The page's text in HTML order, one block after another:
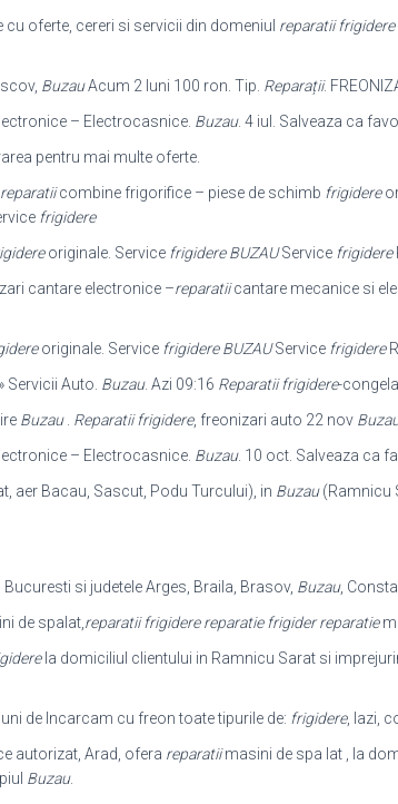
oferte, cereri si servicii din domeniul reparatii frigidere
BuzauAcum 2 luni 100 ron. Tip. Reparații.
– Electrocasnice. Buzau. 4 iul. Salveaza ca
pentru mai multe oferte.
reparatiicombine frigorifice – piese de schimb frigidere
frigidere
originale. Service frigidere BUZAUService frigidere
cantare electronice –reparatiicantare mecanice si
originale. Service frigidere BUZAUService frigidere
Auto. Buzau. Azi 09:16 Reparatii frigidere-
Buzau. Reparatii frigidere, freonizari auto 22 nov
– Electrocasnice. Buzau. 10 oct. Salveaza ca
aer Bacau, Sascut, Podu Turcului), in Buzau(Ramnicu
Bucuresti si judetele Arges, Braila, Brasov, Buzau,
de spalat, reparatii frigidere reparatie frigider reparatie
la domiciliul clientului in Ramnicu Sarat si
de Incarcam cu freon toate tipurile de: frigidere, lazi,
autorizat, Arad, ofera reparatiimasini de spa lat , la
Buzau.